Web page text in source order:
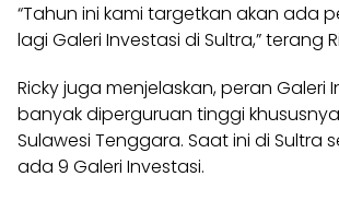
“Tahun ini kami targetkan akan ada
lagi Galeri Investasi di Sultra,” terang
Ricky juga menjelaskan, peran Galeri
banyak diperguruan tinggi
Sulawesi Tenggara. Saat ini di Sultra
ada 9 Galeri Investasi.